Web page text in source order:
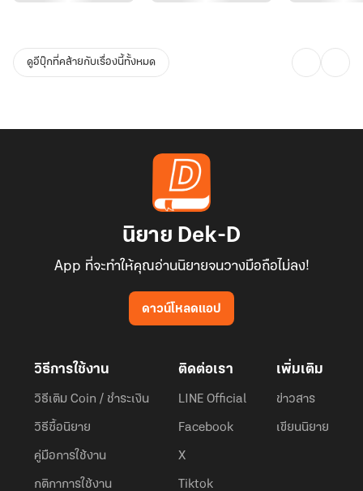
ดูอีบุ๊กที่คล้ายกับเรื่องนี้ทั้งหมด
นิยาย Dek-D
App ที่จะทำให้คุณอ่านนิยายจนวางมือถือไม่ลง!
ดาวน์โหลดแอป
วิธีการใช้งาน
วิธีเติม Coin / ชำระเงิน
วิธีซื้อนิยาย
คู่มือการใช้งาน
กติกาการใช้งาน
ติดต่อเรา
LINE Official
Facebook
X
Tiktok
เพิ่มเติม
ข่าวสาร
เขียนนิยาย